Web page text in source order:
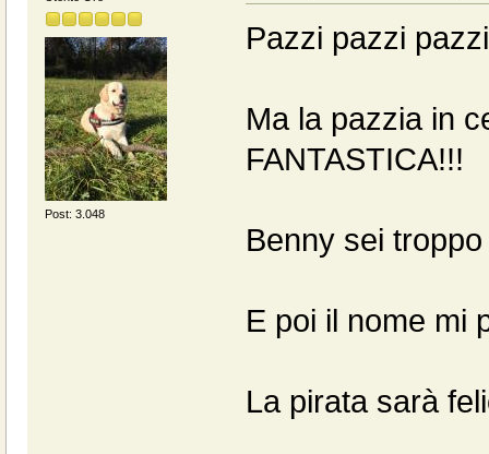
Post: 3.048
Pazzi pazzi
Ma la pazzia in
FANTASTICA!!!
Benny sei
E poi il nome mi
La pirata sarà